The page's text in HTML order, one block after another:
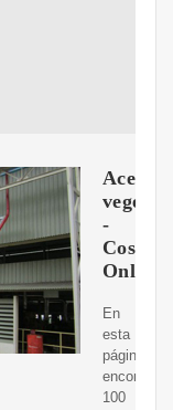
Aceite
vegetal
-
Cosmos
Online
En
esta
página
100